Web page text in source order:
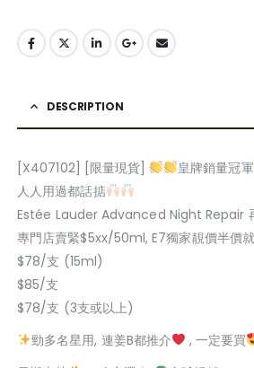
DESCRIPTION
[X407102] [限量現貨] 皇牌銷量冠軍
人人用過都話掂
Estée Lauder Advanced Night Repair
專門店賣緊$5xx/50ml, E7獨家靚價半價
$78/支 (15ml)
$85/支
$78/支 (3支或以上)
勁多名星用, 連姜B都推介
, 一定要買